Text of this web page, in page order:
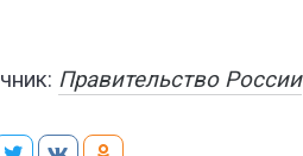
Правительство России